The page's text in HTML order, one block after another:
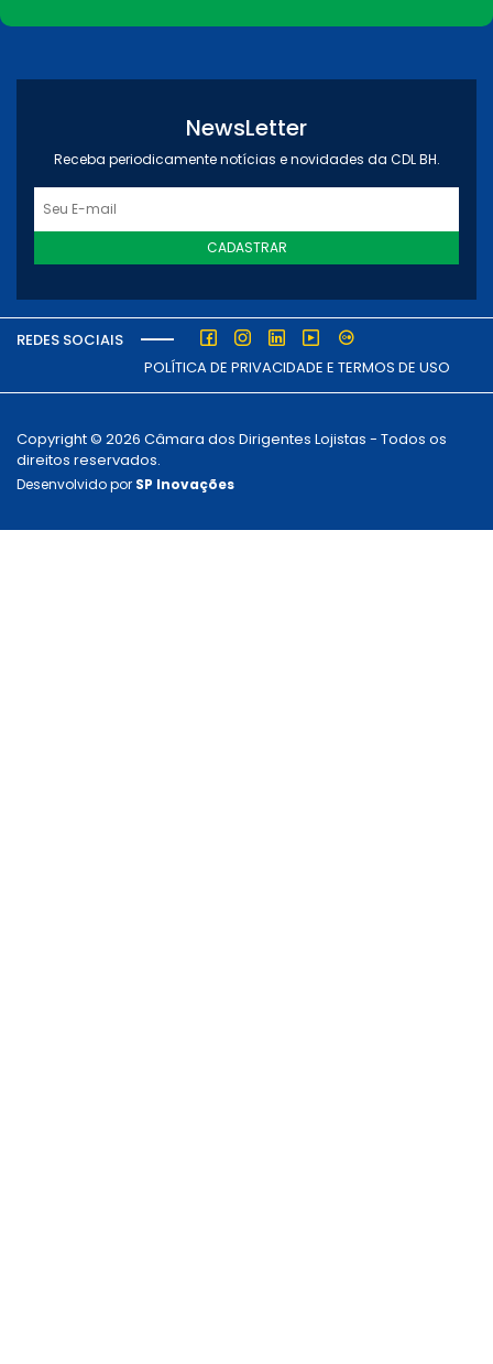
NewsLetter
Receba periodicamente notícias e novidades da CDL BH.
CADASTRAR
REDES SOCIAIS
POLÍTICA DE PRIVACIDADE E TERMOS DE USO
Copyright © 2026 Câmara dos Dirigentes Lojistas - Todos os
direitos reservados.
Desenvolvido por SP Inovações